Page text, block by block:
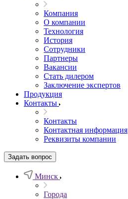
Компания
О компании
Технология
История
Сотрудники
Партнеры
Вакансии
Стать дилером
Заключение экспертов
Продукция
Контакты
Контакты
Контактная информация
Реквизиты компании
Задать вопрос
Минск
Города